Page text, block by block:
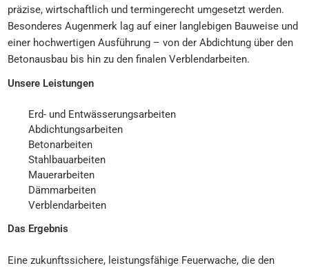
präzise, wirtschaftlich und termingerecht umgesetzt werden.
Besonderes Augenmerk lag auf einer langlebigen Bauweise und
einer hochwertigen Ausführung – von der Abdichtung über den
Betonausbau bis hin zu den finalen Verblendarbeiten.
Unsere Leistungen
Erd- und Entwässerungsarbeiten
Abdichtungsarbeiten
Betonarbeiten
Stahlbauarbeiten
Mauerarbeiten
Dämmarbeiten
Verblendarbeiten
Das Ergebnis
Eine zukunftssichere, leistungsfähige Feuerwache, die den